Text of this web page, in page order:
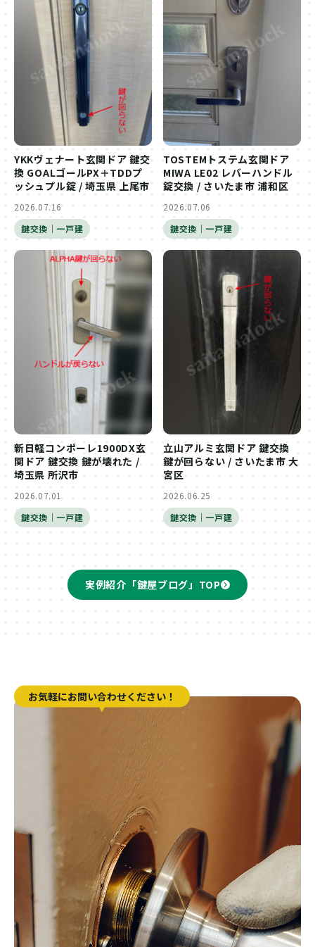
YKKヴェナート玄関ドア 鍵交
換 GOALゴールPX＋TDDプ
ッシュプル錠 / 埼玉県 上尾市
2026.07.16
鍵交換｜一戸建
TOSTEMトステム玄関ドア
MIWA LE02 レバーハンドル
錠交換 / さいたま市 浦和区
2026.07.06
鍵交換｜一戸建
新日軽コンポーレ1900DX玄
関ドア 鍵交換 鍵が壊れた /
埼玉県 所沢市
2026.07.01
鍵交換｜一戸建
立山アルミ玄関ドア 鍵交換
鍵が回らない / さいたま市 大
宮区
2026.06.25
鍵交換｜一戸建
実例紹介「鍵屋ブログ」TOP
お気軽にお問い合わせください！